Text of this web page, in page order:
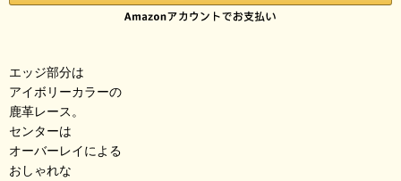
エッジ部分は
アイボリーカラーの
鹿革レース。
センターは
オーバーレイによる
おしゃれな